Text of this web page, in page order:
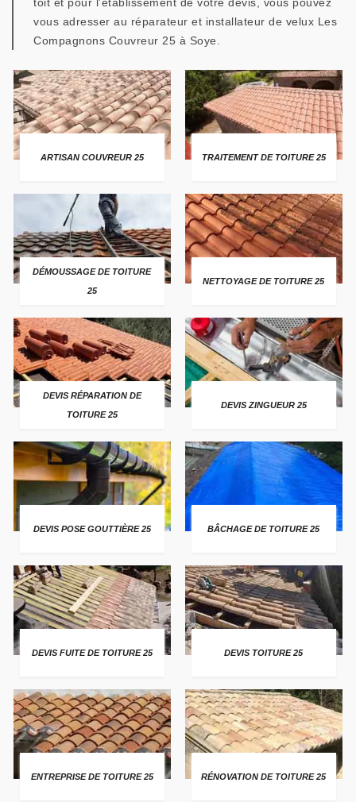
vous adresser au réparateur et installateur de velux Les
Compagnons Couvreur 25 à Soye.
ARTISAN COUVREUR 25 TRAITEMENT DE TOITURE 25
DÉMOUSSAGE DE TOITURE
25
NETTOYAGE DE TOITURE 25
DEVIS RÉPARATION DE
TOITURE 25
DEVIS ZINGUEUR 25
DEVIS POSE GOUTTIÈRE 25 BÂCHAGE DE TOITURE 25
DEVIS FUITE DE TOITURE 25 DEVIS TOITURE 25
ENTREPRISE DE TOITURE 25 RÉNOVATION DE TOITURE 25